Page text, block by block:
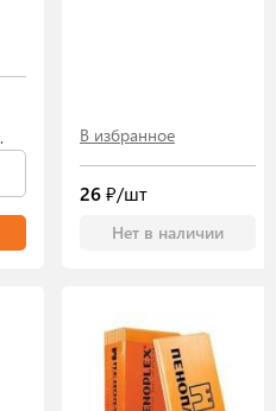
В избранное
26₽/шт
Нет в наличии